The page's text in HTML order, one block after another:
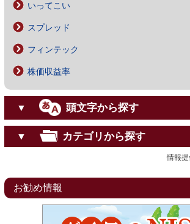
いってこい
スプレッド
フィンテック
株価収益率
▼ 頭文字から探す
▼ カテゴリから探す
情報
お勧め情報